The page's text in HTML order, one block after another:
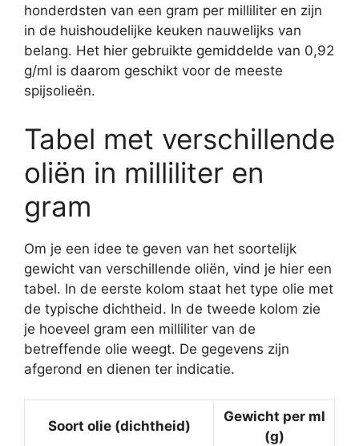
honderdsten van een gram per milliliter en zijn
in de huishoudelijke keuken nauwelijks van
belang. Het hier gebruikte gemiddelde van 0,92
g/ml is daarom geschikt voor de meeste
spijsolieën.
Tabel met verschillende
oliën in milliliter en
gram
Om je een idee te geven van het soortelijk
gewicht van verschillende oliën, vind je hier een
tabel. In de eerste kolom staat het type olie met
de typische dichtheid. In de tweede kolom zie
je hoeveel gram een milliliter van de
betreffende olie weegt. De gegevens zijn
afgerond en dienen ter indicatie.
Soort olie (dichtheid)
Gewicht per ml
(g)